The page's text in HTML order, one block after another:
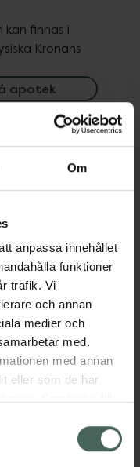
Om
anpassa innehållet
funktioner
trafik. Vi
och annan
medier och
med.
med annan
eller som de har
påverkar inte
finnas i
Kronans
apotek
Dölj